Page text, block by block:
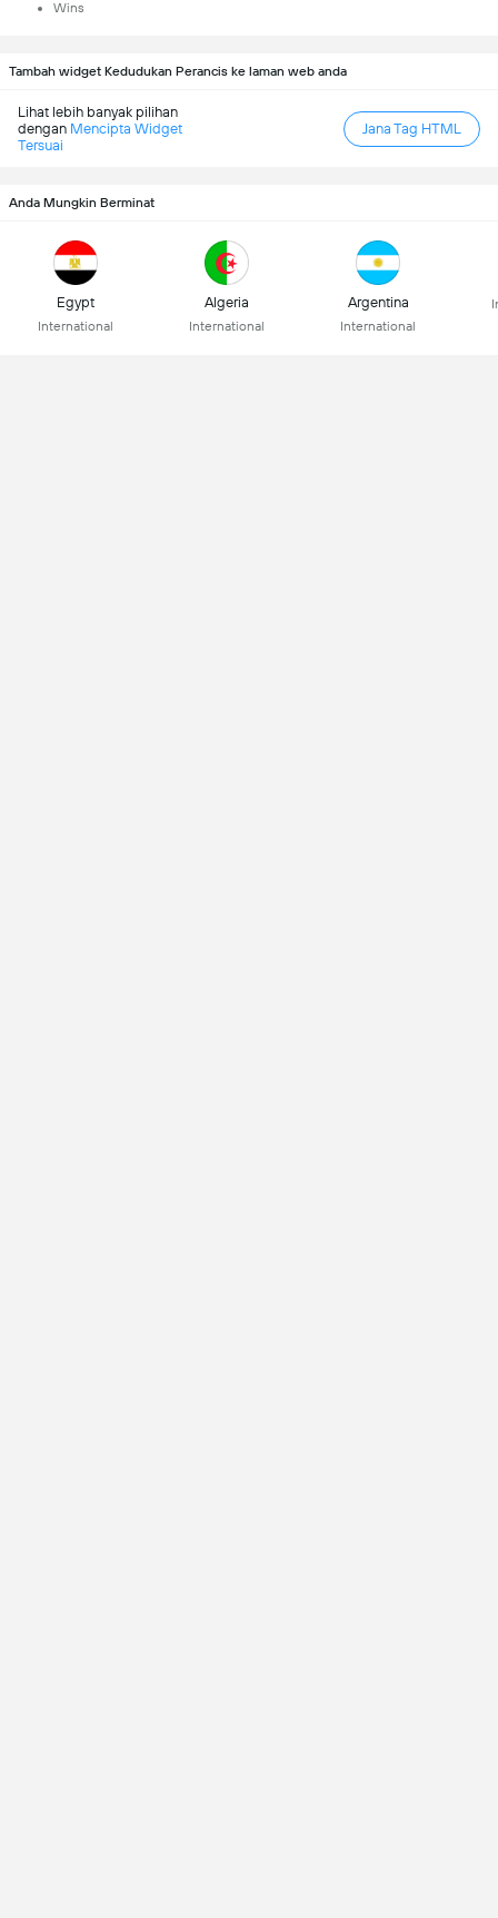
Wins
Tambah widget Kedudukan Perancis ke laman web anda
Lihat lebih banyak pilihan
dengan Mencipta Widget
Tersuai
Jana Tag HTML
Anda Mungkin Berminat
Egypt
International
Algeria
International
Argentina
International